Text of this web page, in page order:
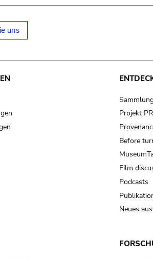
uns
Projekt
Before
Film
Podcasts
Neues